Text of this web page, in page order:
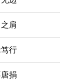
肩
行
捐